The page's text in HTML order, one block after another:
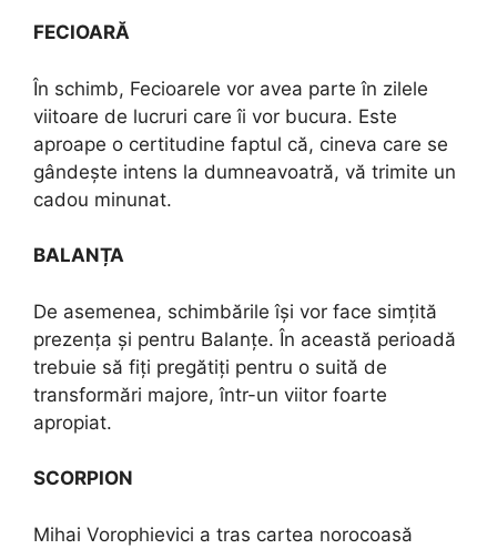
FECIOARĂ
În schimb, Fecioarele vor avea parte în zilele
viitoare de lucruri care îi vor bucura. Este
aproape o certitudine faptul că, cineva care se
gândește intens la dumneavoatră, vă trimite un
cadou minunat.
BALANȚA
De asemenea, schimbările își vor face simțită
prezența și pentru Balanțe. În această perioadă
trebuie să fiți pregătiți pentru o suită de
transformări majore, într-un viitor foarte
apropiat.
SCORPION
Mihai Vorophievici a tras cartea norocoasă